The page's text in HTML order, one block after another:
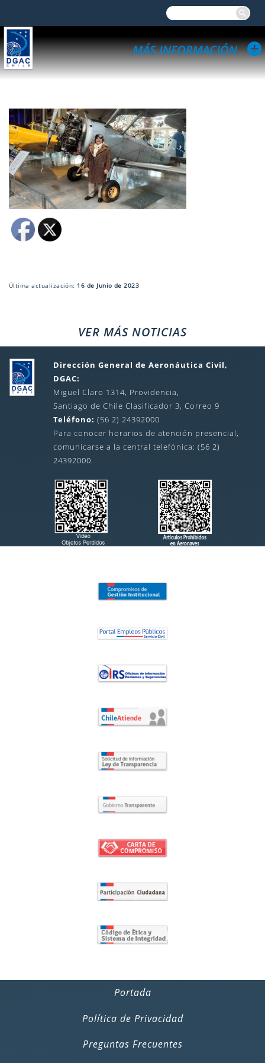
Última actualización: 16 de Junio de 2023
VER MÁS NOTICIAS
Dirección General de Aeronáutica Civil,
DGAC:
Miguel Claro 1314, Providencia,
Santiago de Chile Clasificador 3, Correo 9
Teléfono: (56 2) 24392000
Para conocer horarios de atención presencial,
comunicarse a la central telefónica: (56 2)
24392000.
Portada
Política de Privacidad
Preguntas Frecuentes